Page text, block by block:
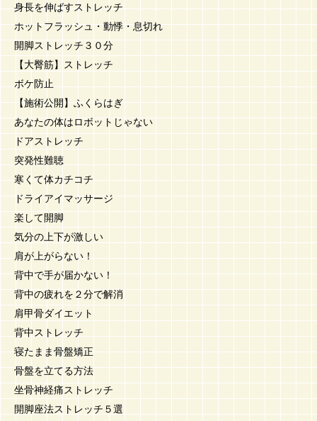
身長を伸ばすストレッチ
ホットフラッシュ・動悸・息切れ
開脚ストレッチ３０分
【大臀筋】ストレッチ
ボケ防止
【施術公開】ふくらはぎ
あなたの体はロボットじゃない
ドアストレッチ
突発性難聴
寒くて体カチコチ
ドライアイマッサージ
楽して開脚
気分の上下が激しい
肩が上がらない！
背中で手が届かない！
背中の疲れを２分で解消
肩甲骨ダイエット
背中ストレッチ
寝たまま骨盤矯正
骨盤を立てる方法
坐骨神経痛ストレッチ
開脚座法ストレッチ５選